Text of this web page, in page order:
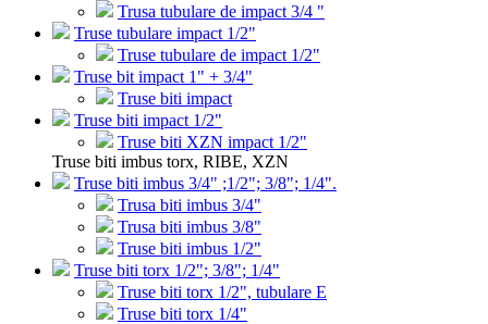
Trusa tubulare de impact 3/4 "
Truse tubulare impact 1/2"
Truse tubulare de impact 1/2"
Truse bit impact 1" + 3/4"
Truse biti impact
Truse biti impact 1/2"
Truse biti XZN impact 1/2"
Truse biti imbus torx, RIBE, XZN
Truse biti imbus 3/4" ;1/2"; 3/8"; 1/4".
Trusa biti imbus 3/4"
Trusa biti imbus 3/8"
Truse biti imbus 1/2"
Truse biti torx 1/2"; 3/8"; 1/4"
Truse biti torx 1/2", tubulare E
Truse biti torx 1/4"